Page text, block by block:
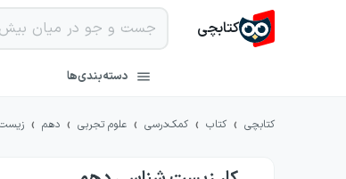
کتابچی
دسته‌بندی‌ها
کتابچی › کتاب › کمک‌درسی › علوم تجربی › دهم ›